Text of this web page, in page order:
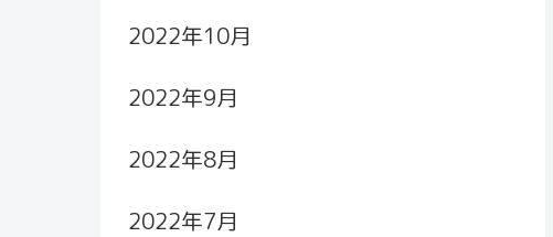
2022年10月
2022年9月
2022年8月
2022年7月